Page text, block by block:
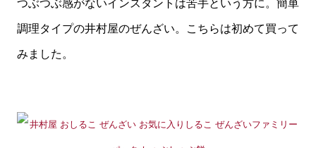
つぶつぶ感がないインスタントは苦手という方に。簡単
調理タイプの井村屋のぜんざい。こちらは初めて買って
みました。